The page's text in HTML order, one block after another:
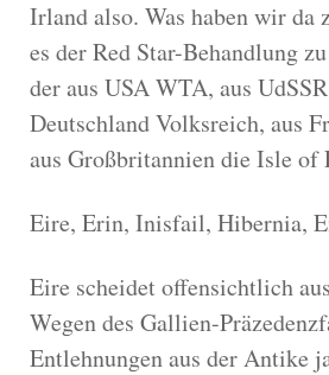
Irland also. Was haben wir da
es der Red Star-Behandlung
der aus USA WTA, aus
Deutschland Volksreich, aus
aus Großbritannien die Isle of
Eire, Erin, Inisfail, Hibernia,
Eire scheidet offensichtlich
Wegen des Gallien-
Entlehnungen aus der Antike